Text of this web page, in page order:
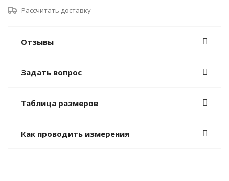
Рассчитать доставку
Отзывы
Задать вопрос
Таблица размеров
Как проводить измерения